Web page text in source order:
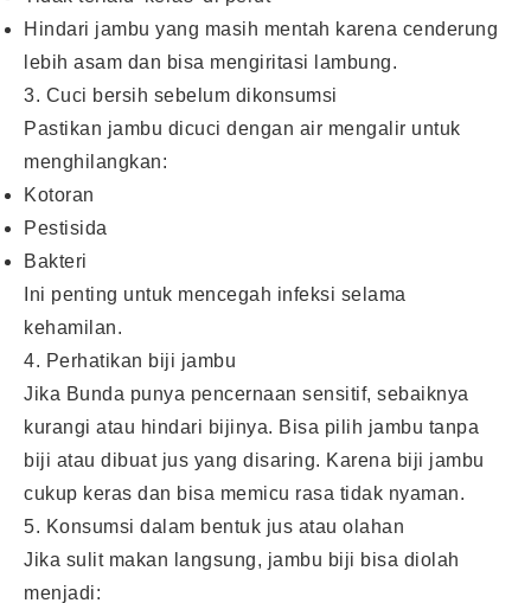
Hindari jambu yang masih mentah karena cenderung
lebih asam dan bisa mengiritasi lambung.
3. Cuci bersih sebelum dikonsumsi
Pastikan jambu dicuci dengan air mengalir untuk
menghilangkan:
Kotoran
Pestisida
Bakteri
Ini penting untuk mencegah infeksi selama
kehamilan.
4. Perhatikan biji jambu
Jika Bunda punya pencernaan sensitif, sebaiknya
kurangi atau hindari bijinya. Bisa pilih jambu tanpa
biji atau dibuat jus yang disaring. Karena biji jambu
cukup keras dan bisa memicu rasa tidak nyaman.
5. Konsumsi dalam bentuk jus atau olahan
Jika sulit makan langsung, jambu biji bisa diolah
menjadi: